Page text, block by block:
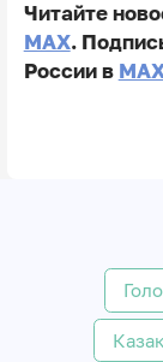
Читайте
MAX.
России в